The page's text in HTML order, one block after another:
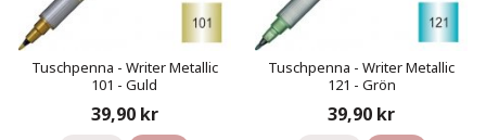
Tuschpenna - Writer Metallic
101 - Guld
39,90 kr
Tuschpenna - Writer Metallic
121 - Grön
39,90 kr